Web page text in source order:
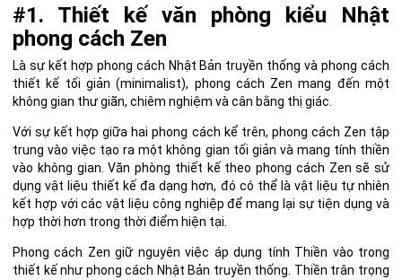
#1. Thiết kế văn phòng kiểu Nhật
phong cách Zen
Là sự kết hợp phong cách Nhật Bản truyền thống và phong cách
thiết kế tối giản (minimalist), phong cách Zen mang đến một
không gian thư giãn, chiêm nghiệm và cân bằng thị giác.
Với sự kết hợp giữa hai phong cách kể trên, phong cách Zen tập
trung vào việc tạo ra một không gian tối giản và mang tính thiền
vào không gian. Văn phòng thiết kế theo phong cách Zen sẽ sử
dụng vật liệu thiết kế đa dạng hơn, đó có thể là vật liệu tự nhiên
kết hợp với các vật liệu công nghiệp để mang lại sự tiện dụng và
hợp thời hơn trong thời điểm hiện tại.
Phong cách Zen giữ nguyên việc áp dụng tính Thiền vào trong
thiết kế như phong cách Nhật Bản truyền thống. Thiền trân trọng